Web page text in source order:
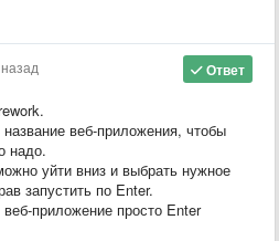
Ответ
веб-приложения, чтобы
надо.
уйти вниз и выбрать нужное
запустить по Enter.
приложение просто Enter